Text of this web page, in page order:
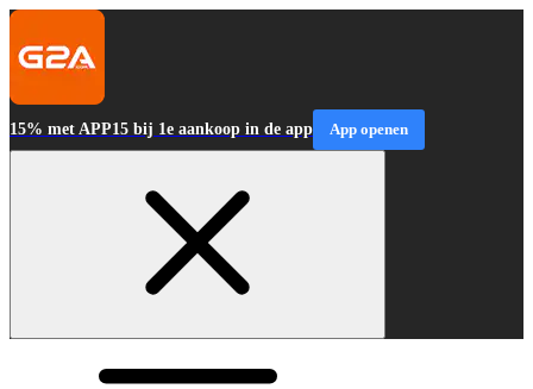
15% met APP15 bij 1e aankoop in de app App openen